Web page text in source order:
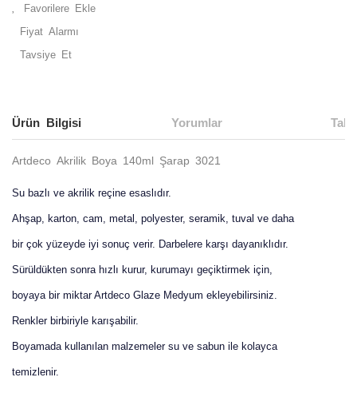
Fiyat Alarmı
Tavsiye Et
Ürün Bilgisi Yorumlar
Artdeco Akrilik Boya 140ml Şarap 3021
Su bazlı ve akrilik reçine esaslıdır.
Ahşap, karton, cam, metal, polyester, seramik, tuval ve daha
bir çok yüzeyde iyi sonuç verir. Darbelere karşı dayanıklıdır.
Sürüldükten sonra hızlı kurur, kurumayı geçiktirmek için,
boyaya bir miktar Artdeco Glaze Medyum ekleyebilirsiniz.
Renkler birbiriyle karışabilir.
Boyamada kullanılan malzemeler su ve sabun ile kolayca
temizlenir.